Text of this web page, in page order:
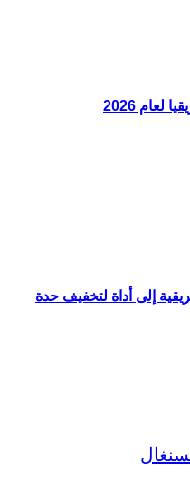
إلى أداة لتخفيف حدة